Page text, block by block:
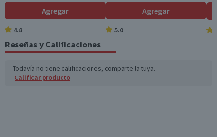
Agregar
4.8
Agregar
5.0
Reseñas y Calificaciones
Todavía no tiene calificaciones, comparte la tuya.
Calificar producto